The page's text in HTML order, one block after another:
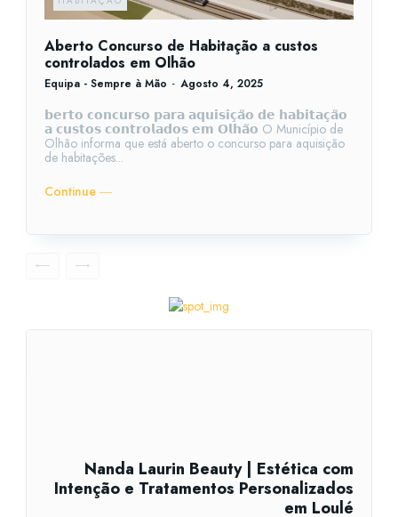
Aberto Concurso de Habitação a custos
controlados em Olhão
Equipa - Sempre à Mão - Agosto 4, 2025
𝗯𝗲𝗿𝘁𝗼 𝗰𝗼𝗻𝗰𝘂𝗿𝘀𝗼 𝗽𝗮𝗿𝗮 𝗮𝗾𝘂𝗶𝘀𝗶𝗰̧𝗮̃𝗼 𝗱𝗲 𝗵𝗮𝗯𝗶𝘁𝗮𝗰̧𝗮̃𝗼
𝗮 𝗰𝘂𝘀𝘁𝗼𝘀 𝗰𝗼𝗻𝘁𝗿𝗼𝗹𝗮𝗱𝗼𝘀 𝗲𝗺 𝗢𝗹𝗵𝗮̃𝗼 O Município de
Olhão informa que está aberto o concurso para aquisição
de habitações...
Continue ―
Nanda Laurin Beauty | Estética com
Intenção e Tratamentos Personalizados
em Loulé